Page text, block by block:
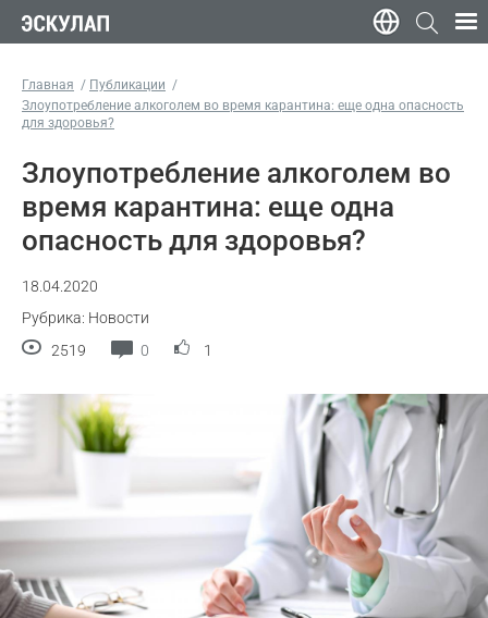
Главная
Публикации
Злоупотребление алкоголем во время карантина: еще одна опасность
для здоровья?
Злоупотребление алкоголем во
время карантина: еще одна
опасность для здоровья?
18.04.2020
Рубрика: Новости
2519
0 1